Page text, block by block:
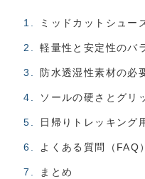
ミッドカットシュー
軽量性と安定性のバ
防水透湿性素材の必
ソールの硬さとグリ
よくある質問（FAQ）
まとめ